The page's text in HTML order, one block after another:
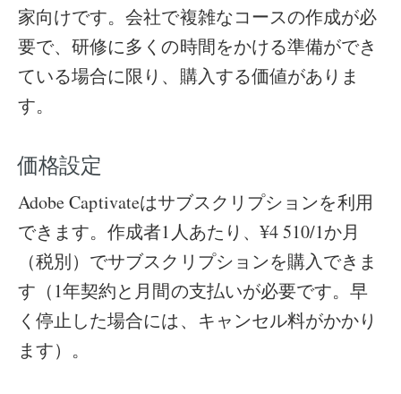
家向けです。会社で複雑なコースの作成が必
要で、研修に多くの時間をかける準備ができ
ている場合に限り、購入する価値がありま
す。
価格設定
Adobe Captivateはサブスクリプションを利用
できます。作成者1人あたり、¥4 510/1か月
（税別）でサブスクリプションを購入できま
す（1年契約と月間の支払いが必要です。早
く停止した場合には、キャンセル料がかかり
ます）。